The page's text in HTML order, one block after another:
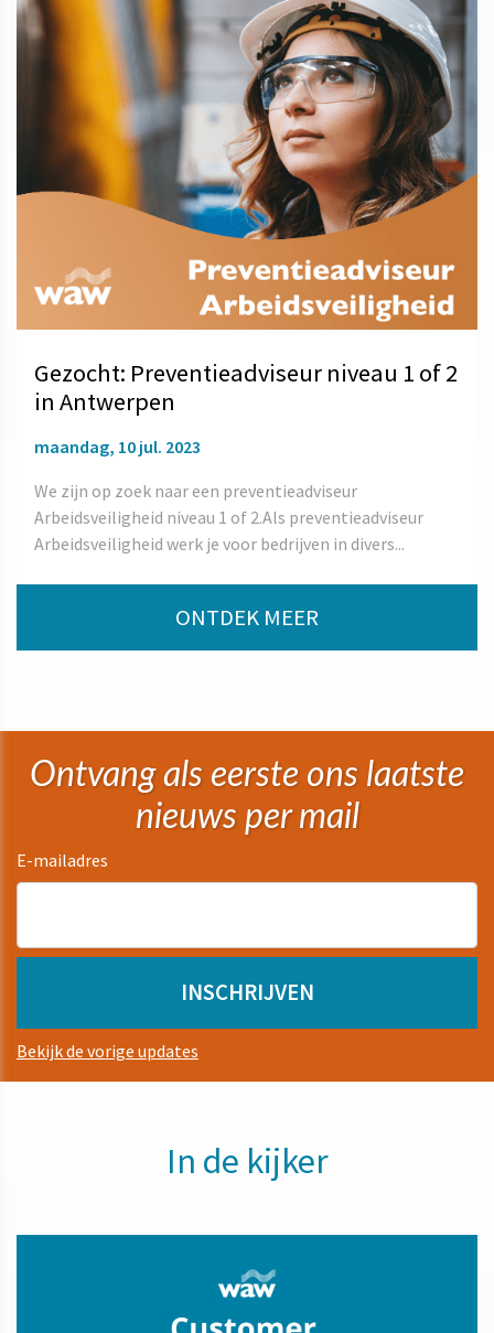
Gezocht: Preventieadviseur niveau 1 of 2
in Antwerpen
maandag, 10 jul. 2023
We zijn op zoek naar een preventieadviseur
Arbeidsveiligheid niveau 1 of 2.Als preventieadviseur
Arbeidsveiligheid werk je voor bedrijven in divers...
ONTDEK MEER
Ontvang als eerste ons laatste
nieuws per mail
E-mailadres
Bekijk de vorige updates
In de kijker